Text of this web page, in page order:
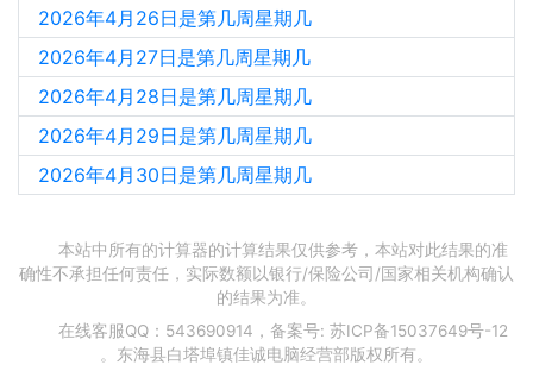
2026年4月26日是第几周星期几
2026年4月27日是第几周星期几
2026年4月28日是第几周星期几
2026年4月29日是第几周星期几
2026年4月30日是第几周星期几
本站中所有的计算器的计算结果仅供参考，本站对此结果的准
确性不承担任何责任，实际数额以银行/保险公司/国家相关机构确认
的结果为准。
在线客服QQ：543690914，备案号: 苏ICP备15037649号-12
。东海县白塔埠镇佳诚电脑经营部版权所有。